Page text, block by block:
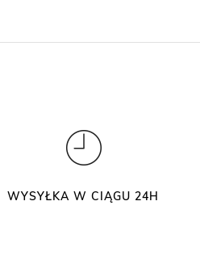
WYSYŁKA W CIĄGU 24H